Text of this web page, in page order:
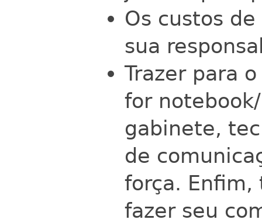
Os custos
sua
Trazer para
for
gabinete,
de
força. Enfim,
fazer seu